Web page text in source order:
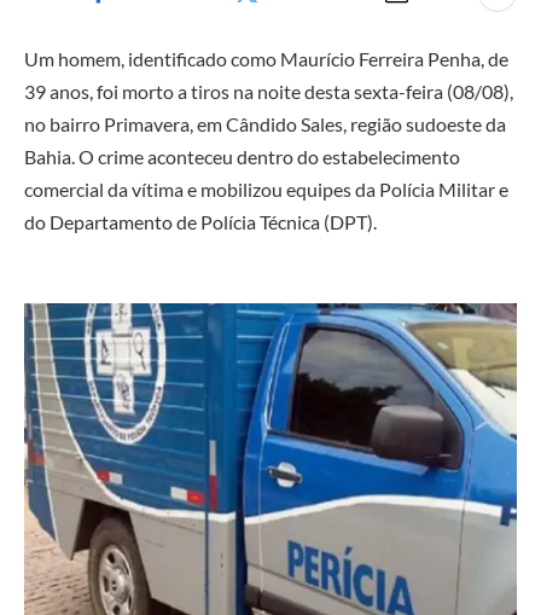
Um homem, identificado como Maurício Ferreira Penha, de
39 anos, foi morto a tiros na noite desta sexta-feira (08/08),
no bairro Primavera, em Cândido Sales, região sudoeste da
Bahia. O crime aconteceu dentro do estabelecimento
comercial da vítima e mobilizou equipes da Polícia Militar e
do Departamento de Polícia Técnica (DPT).